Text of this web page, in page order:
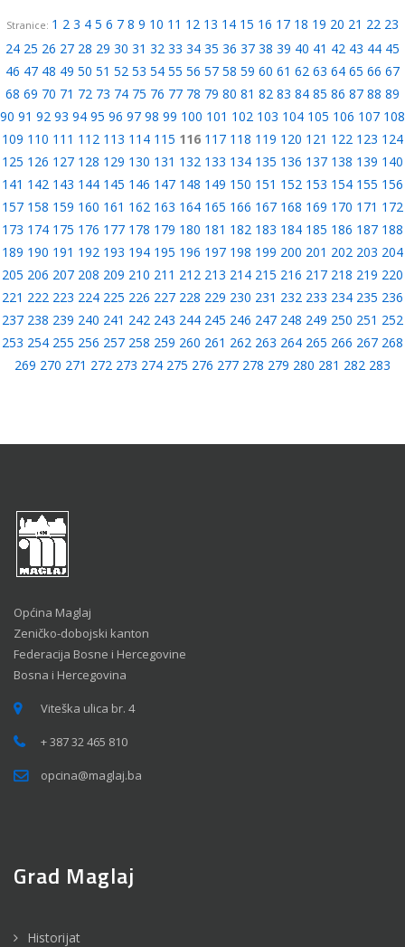
Stranice: 1 2 3 4 5 6 7 8 9 10 11 12 13 14 15 16 17 18 19 20 21 22 23
24 25 26 27 28 29 30 31 32 33 34 35 36 37 38 39 40 41 42 43 44 45
46 47 48 49 50 51 52 53 54 55 56 57 58 59 60 61 62 63 64 65 66 67
68 69 70 71 72 73 74 75 76 77 78 79 80 81 82 83 84 85 86 87 88 89
90 91 92 93 94 95 96 97 98 99 100 101 102 103 104 105 106 107 108
109 110 111 112 113 114 115 116 117 118 119 120 121 122 123 124
125 126 127 128 129 130 131 132 133 134 135 136 137 138 139 140
141 142 143 144 145 146 147 148 149 150 151 152 153 154 155 156
157 158 159 160 161 162 163 164 165 166 167 168 169 170 171 172
173 174 175 176 177 178 179 180 181 182 183 184 185 186 187 188
189 190 191 192 193 194 195 196 197 198 199 200 201 202 203 204
205 206 207 208 209 210 211 212 213 214 215 216 217 218 219 220
221 222 223 224 225 226 227 228 229 230 231 232 233 234 235 236
237 238 239 240 241 242 243 244 245 246 247 248 249 250 251 252
253 254 255 256 257 258 259 260 261 262 263 264 265 266 267 268
269 270 271 272 273 274 275 276 277 278 279 280 281 282 283
Općina Maglaj
Zeničko-dobojski kanton
Federacija Bosne i Hercegovine
Bosna i Hercegovina
Viteška ulica br. 4
+ 387 32 465 810
opcina@maglaj.ba
Grad Maglaj
Historijat